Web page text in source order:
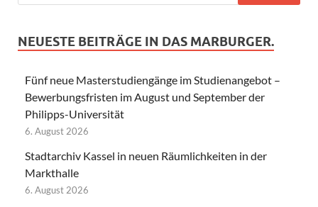
NEUESTE BEITRÄGE IN DAS MARBURGER.
Fünf neue Masterstudiengänge im Studienangebot –
Bewerbungsfristen im August und September der
Philipps-Universität
6. August 2026
Stadtarchiv Kassel in neuen Räumlichkeiten in der
Markthalle
6. August 2026